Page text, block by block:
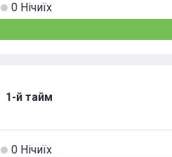
0 Нічиїх
1-й тайм
0 Нічиїх